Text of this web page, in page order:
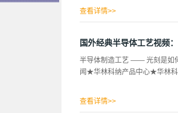
查看详情>>
国外经典半导体工艺视频
半导体制造工艺 —— 光刻是如
闻★华林科纳产品中心★华林
查看详情>>